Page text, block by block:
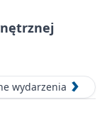
wydarzenia